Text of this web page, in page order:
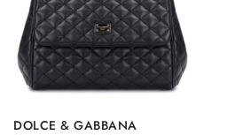
DOLCE & GABBANA